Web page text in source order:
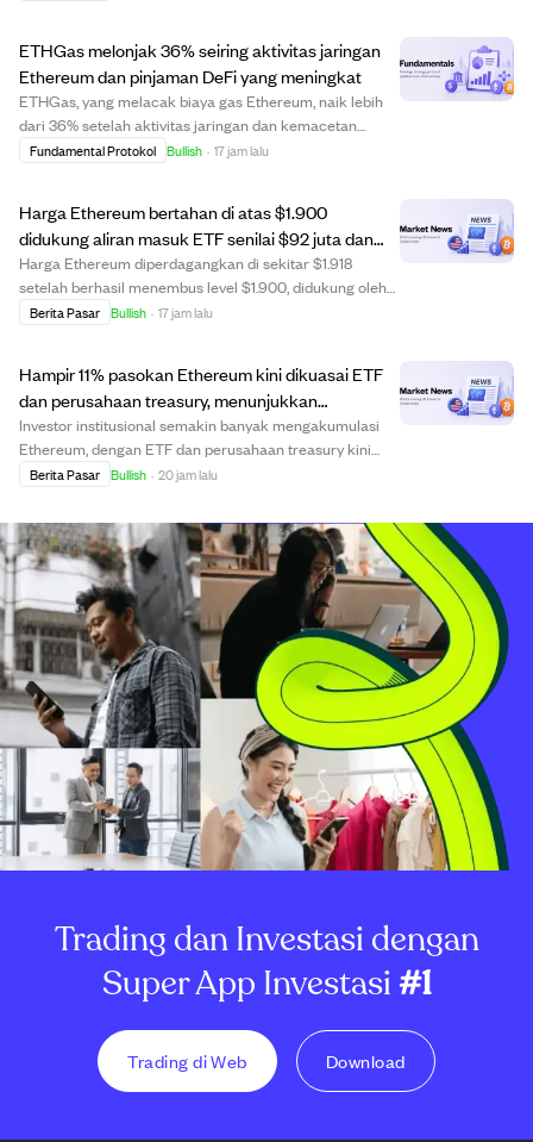
ETHGas melonjak 36% seiring aktivitas jaringan
Ethereum dan pinjaman DeFi yang meningkat
ETHGas, yang melacak biaya gas Ethereum, naik lebih
dari 36% setelah aktivitas jaringan dan kemacetan
meningkat. Lonjakan ini didorong oleh rebound transaksi
Fundamental Protokol Bullish · 17 jam lalu
Harga Ethereum bertahan di atas $1.900
didukung aliran masuk ETF senilai $92 juta dan
momentum positif.
Harga Ethereum diperdagangkan di sekitar $1.918
setelah berhasil menembus level $1.900, didukung oleh
aliran masuk bersih sebesar $92,15 juta ke ETF
Berita Pasar Bullish · 17 jam lalu
Hampir 11% pasokan Ethereum kini dikuasai ETF
dan perusahaan treasury, menunjukkan
permintaan institusional meningkat.
Investor institusional semakin banyak mengakumulasi
Ethereum, dengan ETF dan perusahaan treasury kini
menguasai hampir 11% dari total pasokan ETH. BitMine
terbesar dengan sekitar 5,79 juta ETH, sement...
Berita Pasar Bullish · 20 jam lalu
Trading dan Investasi dengan
Super App Investasi#1
Trading di Web Download